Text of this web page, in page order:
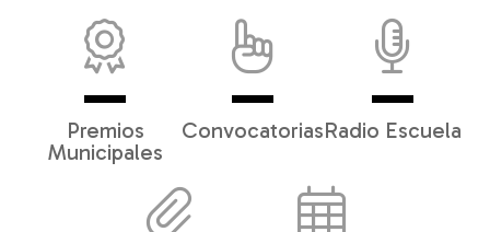
Premios
Municipales
ConvocatoriasRadio Escuela